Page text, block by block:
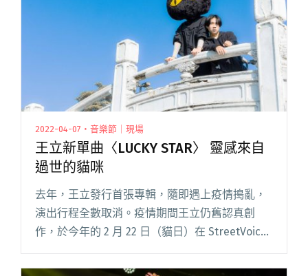
祭 讓人又哭又笑的邪教力量"
2022-04-07・音樂節｜現場
王立新單曲〈LUCKY STAR〉 靈感來自
過世的貓咪
去年，王立發行首張專輯，隨即遇上疫情搗亂，
演出行程全數取消。疫情期間王立仍舊認真創
作，於今年的 2 月 22 日（貓日）在 StreetVoice
街聲釋出全新單曲〈LUCKY STAR〉，並於隔月全
串流平台正式上架。 〈LUCKY STA閱讀全文 "王